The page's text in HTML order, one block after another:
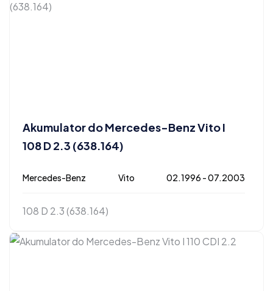
Akumulator do Mercedes-Benz Vito I
108 D 2.3 (638.164)
Mercedes-Benz Vito 02.1996 - 07.2003
108 D 2.3 (638.164)